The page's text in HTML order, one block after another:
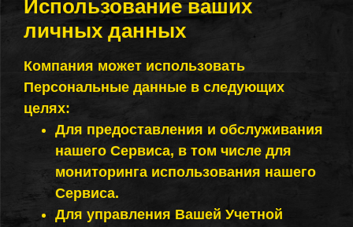
Использование ваших
личных данных
Компания может использовать
Персональные данные в следующих
целях:
Для предоставления и обслуживания
нашего Сервиса, в том числе для
мониторинга использования нашего
Сервиса.
Для управления Вашей Учетной